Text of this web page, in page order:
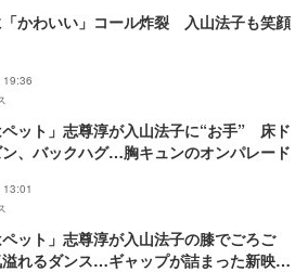
かわいい」コール炸裂 入山法子も笑顔
ペット」志尊淳が入山法子に“お手” 床ド
ン、バックハグ…胸キュンのオンパレード
ペット」志尊淳が入山法子の膝でごろご
れるダンス…ギャップが詰まった新映像